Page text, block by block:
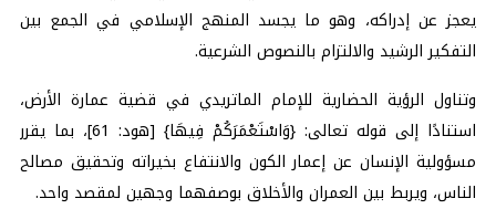
يعجز عن إدراكه، وهو ما يجسد المنهج الإسلامي في الجمع بين
التفكير الرشيد والالتزام بالنصوص الشرعية.
وتناول الرؤية الحضارية للإمام الماتريدي في قضية عمارة الأرض،
استنادًا إلى قوله تعالى: {وَاسْتَعْمَرَكُمْ فِيهَا} [هود: 61]، بما يقرر
مسؤولية الإنسان عن إعمار الكون والانتفاع بخيراته وتحقيق مصالح
الناس، ويربط بين العمران والأخلاق بوصفهما وجهين لمقصد واحد.